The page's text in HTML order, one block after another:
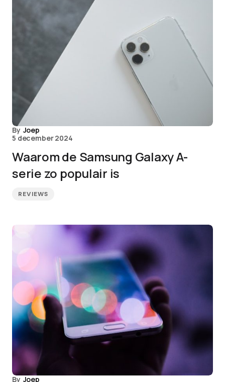
By Joep
5 december 2024
Waarom de Samsung Galaxy A-
serie zo populair is
REVIEWS
By Joep